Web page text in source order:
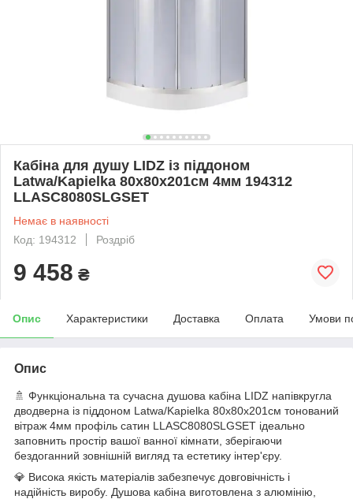
Кабіна для душу LIDZ із піддоном
Latwa/Kapielka 80x80x201см 4мм 194312
LLASC8080SLGSET
Немає в наявності
Код: 194312
Роздріб
9 458 ₴
Опис Характеристики Доставка Оплата Умови
Опис
🚿 Функціональна та сучасна душова кабіна LIDZ напівкругла
дводверна із піддоном Latwa/Kapielka 80x80x201см тонований
вітраж 4мм профіль сатин LLASC8080SLGSET ідеально
заповнить простір вашої ванної кімнати, зберігаючи
бездоганний зовнішній вигляд та естетику інтер'єру.
💎 Висока якість матеріалів забезпечує довговічність і
надійність виробу. Душова кабіна виготовлена з алюмінію,